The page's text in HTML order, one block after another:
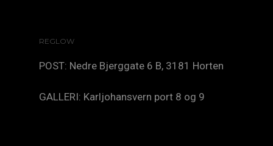
REGLOW
POST: Nedre Bjerggate 6 B, 3181 Horten
GALLERI: Karljohansvern port 8 og 9